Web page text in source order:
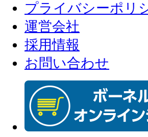
プライバシーポリ
運営会社
採用情報
お問い合わせ